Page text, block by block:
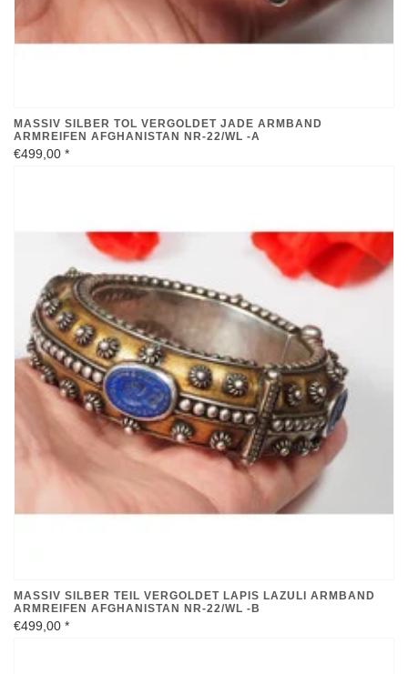
MASSIV SILBER TOL VERGOLDET JADE ARMBAND
ARMREIFEN AFGHANISTAN NR-22/WL -A
€499,00 *
MASSIV SILBER TEIL VERGOLDET LAPIS LAZULI ARMBAND
ARMREIFEN AFGHANISTAN NR-22/WL -B
€499,00 *